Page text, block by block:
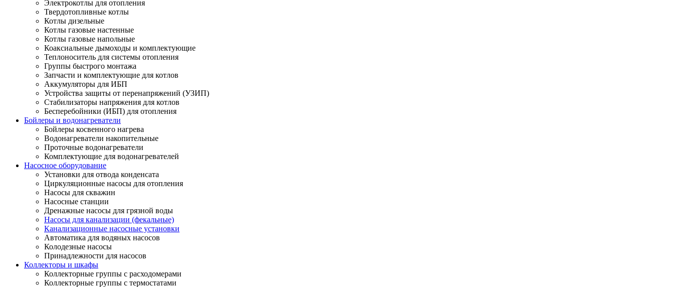
Электрокотлы для отопления
Твердотопливные котлы
Котлы дизельные
Котлы газовые настенные
Котлы газовые напольные
Коаксиальные дымоходы и комплектующие
Теплоноситель для системы отопления
Группы быстрого монтажа
Запчасти и комплектующие для котлов
Аккумуляторы для ИБП
Устройства защиты от перенапряжений (УЗИП)
Стабилизаторы напряжения для котлов
Бесперебойники (ИБП) для отопления
Бойлеры и водонагреватели
Бойлеры косвенного нагрева
Водонагреватели накопительные
Проточные водонагреватели
Комплектующие для водонагревателей
Насосное оборудование
Установки для отвода конденсата
Циркуляционные насосы для отопления
Насосы для скважин
Насосные станции
Дренажные насосы для грязной воды
Насосы для канализации (фекальные)
Канализационные насосные установки
Автоматика для водяных насосов
Колодезные насосы
Принадлежности для насосов
Коллекторы и шкафы
Коллекторные группы с расходомерами
Коллекторные группы с термостатами